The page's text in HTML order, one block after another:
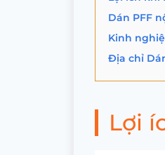
Dán PFF
Kinh
Địa chỉ
Lợi